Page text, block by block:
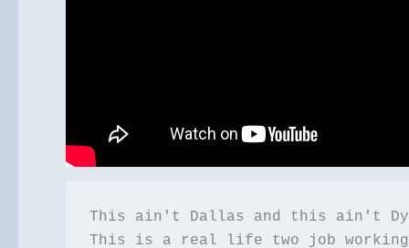
This ain't Dallas and this ain't
This is a real life two job